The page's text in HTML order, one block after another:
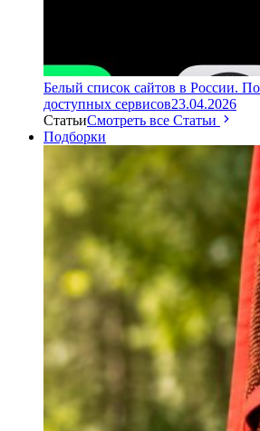
Белый список сайтов в России.
доступных сервисов23.04.2026
СтатьиСмотреть все Статьи
Подборки